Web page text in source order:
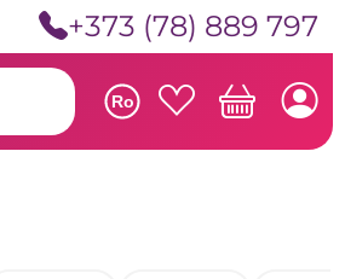
+373 (78) 889 797
Ro